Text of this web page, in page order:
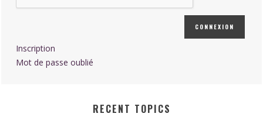
CONNEXION
Inscription
Mot de passe oublié
RECENT TOPICS